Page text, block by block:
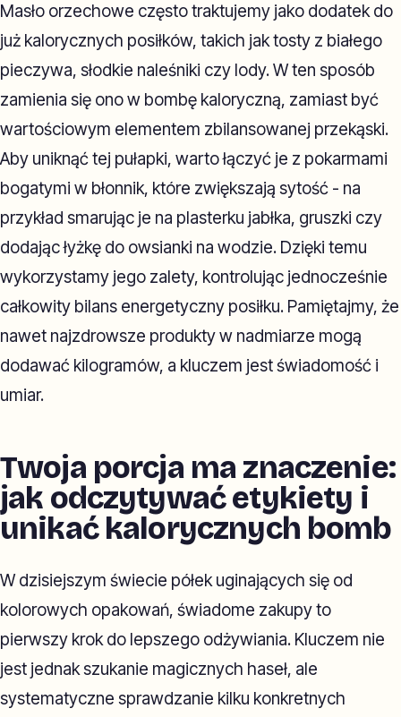
Masło orzechowe często traktujemy jako dodatek do
już kalorycznych posiłków, takich jak tosty z białego
pieczywa, słodkie naleśniki czy lody. W ten sposób
zamienia się ono w bombę kaloryczną, zamiast być
wartościowym elementem zbilansowanej przekąski.
Aby uniknąć tej pułapki, warto łączyć je z pokarmami
bogatymi w błonnik, które zwiększają sytość - na
przykład smarując je na plasterku jabłka, gruszki czy
dodając łyżkę do owsianki na wodzie. Dzięki temu
wykorzystamy jego zalety, kontrolując jednocześnie
całkowity bilans energetyczny posiłku. Pamiętajmy, że
nawet najzdrowsze produkty w nadmiarze mogą
dodawać kilogramów, a kluczem jest świadomość i
umiar.
Twoja porcja ma znaczenie:
jak odczytywać etykiety i
unikać kalorycznych bomb
W dzisiejszym świecie półek uginających się od
kolorowych opakowań, świadome zakupy to
pierwszy krok do lepszego odżywiania. Kluczem nie
jest jednak szukanie magicznych haseł, ale
systematyczne sprawdzanie kilku konkretnych